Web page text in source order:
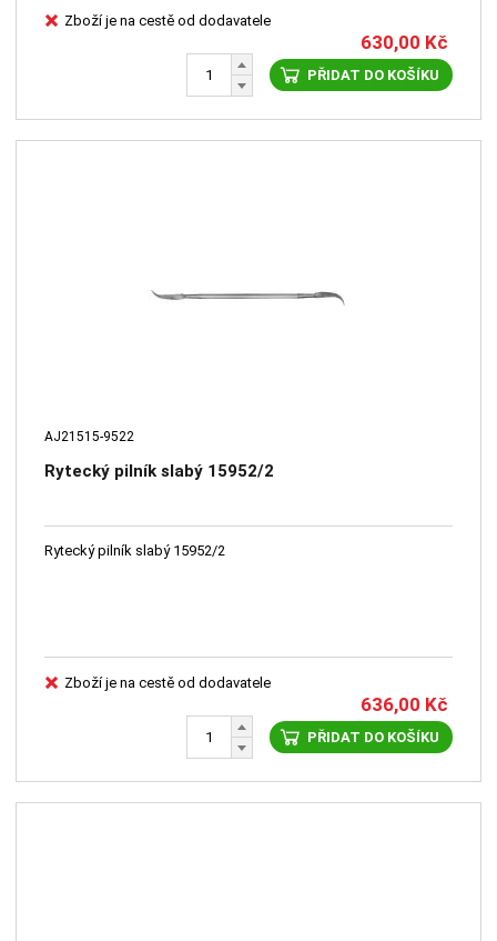
Zboží je na cestě od dodavatele
630,00 Kč
PŘIDAT DO KOŠÍKU
AJ21515-9522
Rytecký pilník slabý 15952/2
Rytecký pilník slabý 15952/2
Zboží je na cestě od dodavatele
636,00 Kč
PŘIDAT DO KOŠÍKU